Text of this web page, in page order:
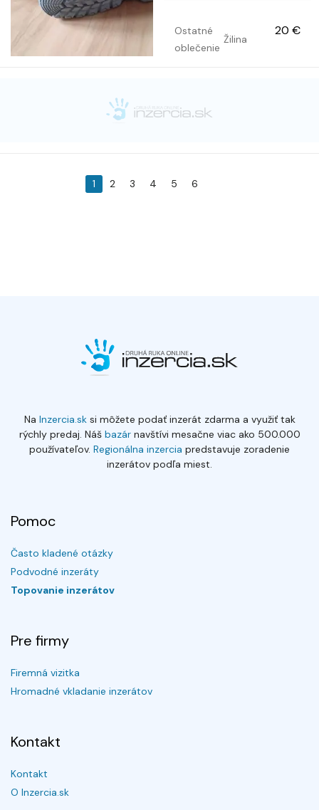
Ostatné
oblečenie
Žilina
20 €
1 2 3 4 5 6
Na Inzercia.sksi môžete podať inzerát zdarma a využiť tak
rýchly predaj. Náš bazárnavštívi mesačne viac ako 500.000
používateľov. Regionálna inzercia predstavuje zoradenie
inzerátov podľa miest.
Pomoc
Často kladené otázky
Podvodné inzeráty
Topovanie inzerátov
Pre firmy
Firemná vizitka
Hromadné vkladanie inzerátov
Kontakt
Kontakt
O Inzercia.sk